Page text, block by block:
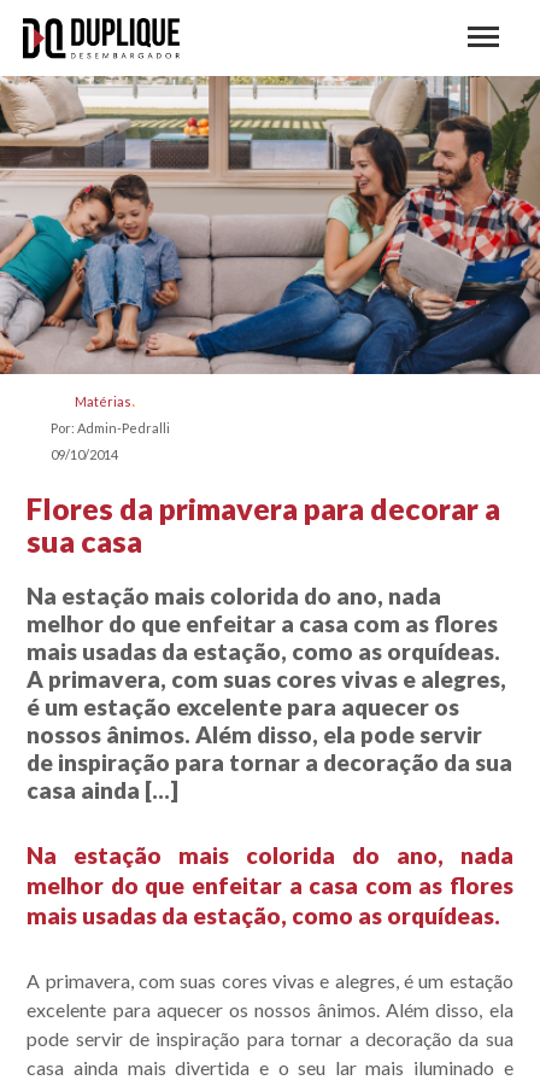
Matérias
Por: Admin-Pedralli
09/10/2014
Flores da primavera para decorar a
sua casa
Na estação mais colorida do ano, nada
melhor do que enfeitar a casa com as flores
mais usadas da estação, como as orquídeas.
A primavera, com suas cores vivas e alegres,
é um estação excelente para aquecer os
nossos ânimos. Além disso, ela pode servir
de inspiração para tornar a decoração da sua
casa ainda […]
Na estação mais colorida do ano, nada
melhor do que enfeitar a casa com as flores
mais usadas da estação, como as orquídeas.
A primavera, com suas cores vivas e alegres, é um estação
excelente para aquecer os nossos ânimos. Além disso, ela
pode servir de inspiração para tornar a decoração da sua
casa ainda mais divertida e o seu lar mais iluminado e